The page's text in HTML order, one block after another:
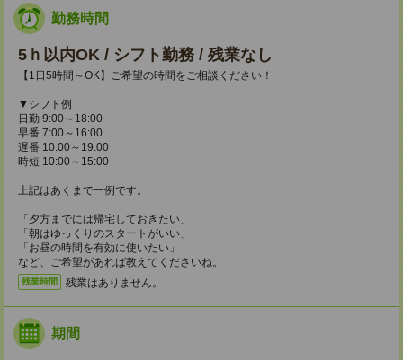
勤務時間
5ｈ以内OK / シフト勤務 / 残業なし
【1日5時間～OK】ご希望の時間をご相談ください！
▼シフト例
日勤 9:00～18:00
早番 7:00～16:00
遅番 10:00～19:00
時短 10:00～15:00
上記はあくまで一例です。
「夕方までには帰宅しておきたい」
「朝はゆっくりのスタートがいい」
「お昼の時間を有効に使いたい」
など、ご希望があれば教えてくださいね。
残業時間 残業はありません。
期間